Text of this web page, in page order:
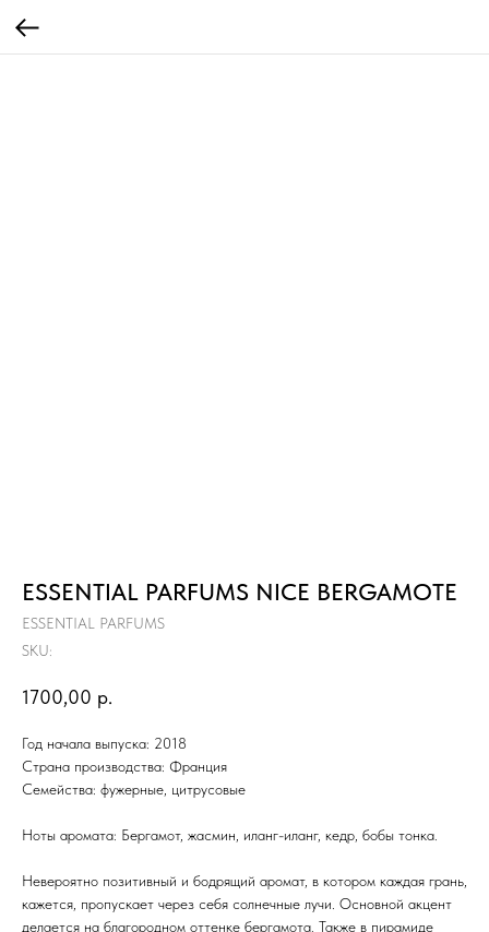
ESSENTIAL PARFUMS NICE BERGAMOTE
ESSENTIAL PARFUMS
SKU:
1700,00 р.
Год начала выпуска: 2018
Страна производства: Франция
Семейства: фужерные, цитрусовые
Ноты аромата: Бергамот, жасмин, иланг-иланг, кедр, бобы тонка.
Невероятно позитивный и бодрящий аромат, в котором каждая грань,
кажется, пропускает через себя солнечные лучи. Основной акцент
делается на благородном оттенке бергамота. Также в пирамиде